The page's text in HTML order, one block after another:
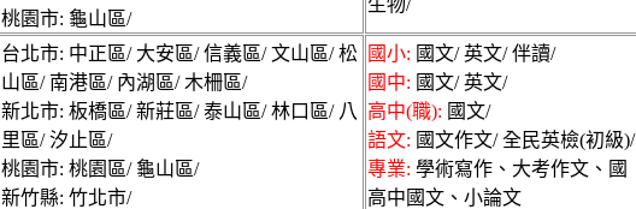
桃園市: 龜山區/
生物/
台北市: 中正區/ 大安區/ 信義區/ 文山區/ 松
山區/ 南港區/ 內湖區/ 木柵區/
新北市: 板橋區/ 新莊區/ 泰山區/ 林口區/ 八
里區/ 汐止區/
桃園市: 桃園區/ 龜山區/
新竹縣: 竹北市/
國小: 國文/ 英文/ 伴讀/
國中: 國文/ 英文/
高中(職): 國文/
語文: 國文作文/ 全民英檢(初級)/
專業: 學術寫作、大考作文、國
高中國文、小論文